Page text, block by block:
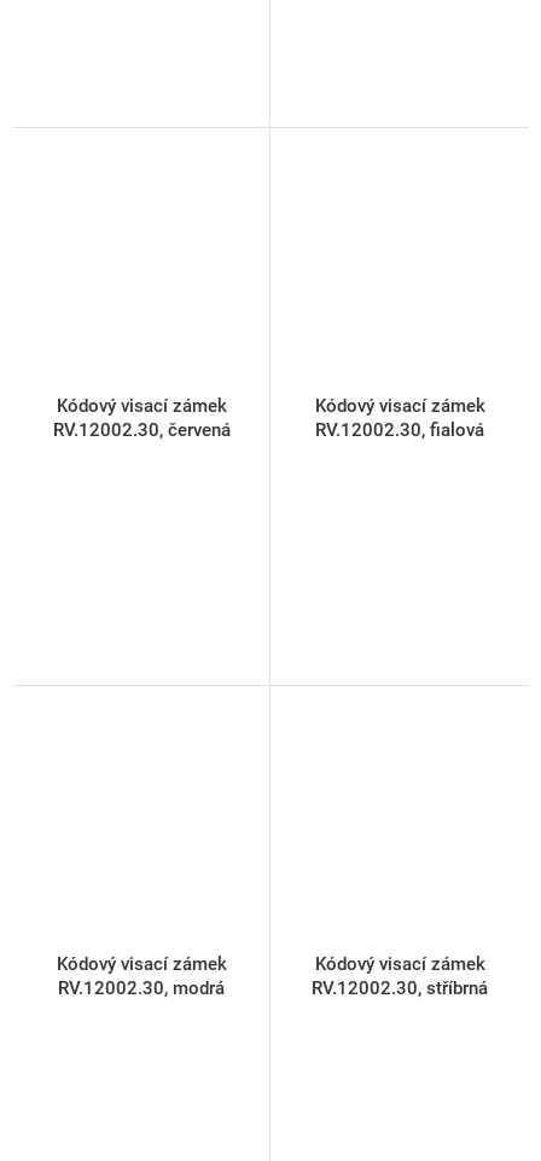
Kódový visací zámek
RV.12002.30, červená
Kódový visací zámek
RV.12002.30, fialová
Kódový visací zámek
RV.12002.30, modrá
Kódový visací zámek
RV.12002.30, stříbrná